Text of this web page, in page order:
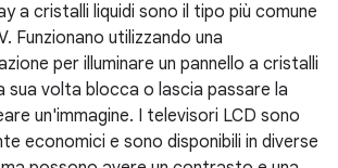
a cristalli liquidi sono il tipo più comune
Funzionano utilizzando una
per illuminare un pannello a cristalli
sua volta blocca o lascia passare la
un'immagine. I televisori LCD sono
economici e sono disponibili in diverse